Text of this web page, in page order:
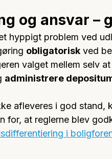
og ansvar –
hyppigt problem ved
obligatorisk ved
valget mellem selv
administrere
afleveres i god stand,
for, at reglerne blev
i